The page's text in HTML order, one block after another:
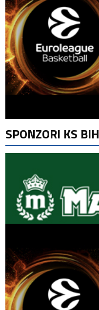
SPONZORI KS BIH